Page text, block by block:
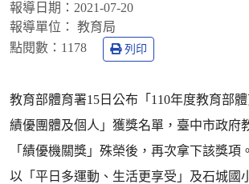
報導日期： 2021-07-20
報導單位：
教育局
點閱數： 1178 列印
教育部體育署15日公布「110年度教育部
績優團體及個人」獲獎名單，臺中市政府
「績優機關獎」殊榮後，再次拿下該獎項
以「平日多運動、生活更享受」及石城國